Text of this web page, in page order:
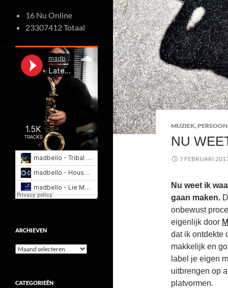
MUZIEK,
NU
7 FEBRUARI
Nu weet ik
gaan maken.
onbewust
eigenlijk door
dat ik ontdekte
makkelijk en
label je eigen
uitbrengen op
platvormen.
16 Nu Online
23307412 Totaal
ARCHIEVEN
Archieven
CATEGORIEËN